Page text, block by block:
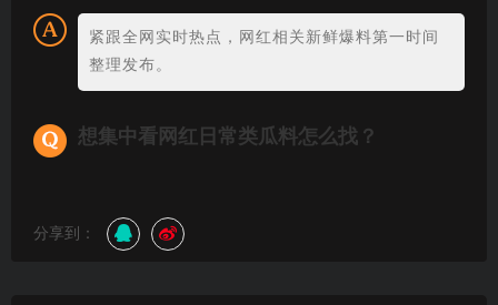
紧跟全网实时热点，网红相关新鲜爆料第一时间
整理发布。
想集中看网红日常类瓜料怎么找？
分享到：